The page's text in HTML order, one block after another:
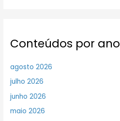
Conteúdos por ano
agosto 2026
julho 2026
junho 2026
maio 2026